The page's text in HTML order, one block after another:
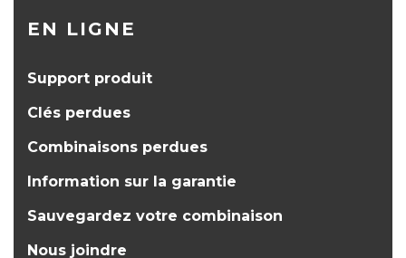
EN LIGNE
Support produit
Clés perdues
Combinaisons perdues
Information sur la garantie
Sauvegardez votre combinaison
Nous joindre